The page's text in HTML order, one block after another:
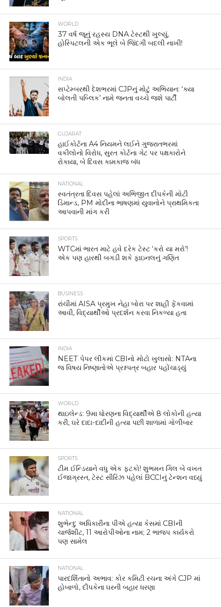
WORLD
37 વર્ષ જૂનું રહસ્ય DNA ટેસ્ટથી ખુલ્યું,
હોસ્પિટલની એક ભૂલે બે જિંદગી બદલી નાખી!
INDIA
સપ્ટેમ્બરથી દેશભરમાં CJPનું મોટું અભિયાન: ‘ક્યા
બોલતી પબ્લિક’ નામે જનતા વચ્ચે જશે પાર્ટી
GUJARAT
હાઈકોર્ટના A4 નિયમને લઈને ગુજરાતભરમાં
વકીલોનો વિરોધ, સુરત કોર્ટના ગેટ પર પક્ષકારોને
રોકાયા, બે દિવસ કામકાજ બંધ
NATIONAL
સ્વતંત્રતા દિવસ પહેલાં અભિજીત દીપકેની મોટી
ડિમાન્ડ, PM મોદીના ભાષણમાં યુવાનોને પ્રાથમિકતા
આપવાની માંગ કરી
SPORTS
WTCમાં ભારત માટે હવે દરેક ટેસ્ટ ‘કરો યા મરો’!
એક પણ હારથી બગડી શકે ફાઇનલનું ગણિત
BUSINESS
રાંચીમાં AISA પ્રમુખ નેહા બોરા પર શાહી ફેંકવામાં
આવી, વિદ્યાર્થીઓ પ્રદર્શન કરવા નિકળ્યા હતા
INDIA
NEET પેપર લીકમાં CBIનો મોટો ખુલાસો: NTAના
જ વિષય નિષ્ણાતોએ પ્રશ્નપત્ર બહાર પહોંચાડ્યું
WORLD
થાઇલેન્ડ: 9મા ધોરણના વિદ્યાર્થીએ 8 લોકોની હત્યા
કરી, ઘરે દાદા-દાદીની હત્યા પછી શાળામાં ગોળીબાર
SPORTS
ટીમ ઈન્ડિયાને વધુ એક ફટકો! શુભમન ગિલ બે વખત
ઈજાગ્રસ્ત, ટેસ્ટ સીરિઝ પહેલાં BCCIનું ટેન્શન વધ્યું
NATIONAL
શુભેન્દુ અધિકારીના પીએ હત્યા કેસમાં CBIની
ચાર્જશીટ, 11 આરોપીઓના નામ; 2 ભાજપ કાર્યકરો
પણ સામેલ
NATIONAL
પારદર્શિતાનો અભાવ: કોર કમિટી રચના અંગે CJP માં
હોબાળો, દીપકેના ઘરની બહાર ધરણા